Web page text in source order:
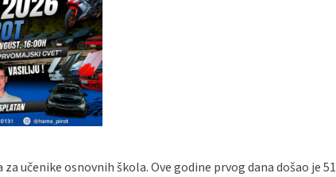
učenike osnovnih škola. Ove godine prvog dana došao je 51